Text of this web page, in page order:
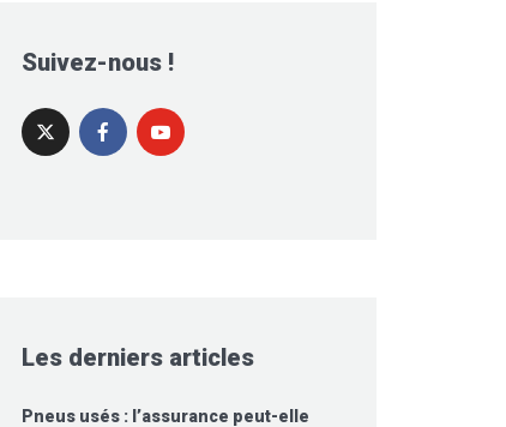
Suivez-nous !
Les derniers articles
Pneus usés : l’assurance peut-elle